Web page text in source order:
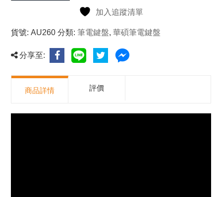
加入追蹤清單
貨號:AU260 分類:筆電鍵盤,華碩筆電鍵盤
分享至:
商品詳情 評價